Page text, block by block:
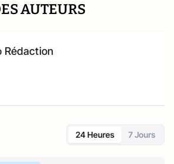
AUTEURS
Rédaction
24 Heures 7 Jours